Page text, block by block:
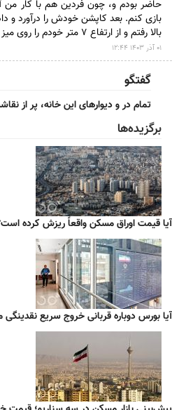
حاضر بودم و، چون فردین هم با کار من
بازی کنم. بعد کاپشن خودش را درآورد و
بالا رفتم و از ارتفاع ۷ متر خودم را روی میز شیشه‌ای انداختم و میز شکست.»
۰۱ آذر ۱۴۰۳ ۱۲:۴۴
گفتگو
تمام در و دیوارهای این خانه، پر از
برگزیده‌ها
آیا قیمت اوراق مسکن واقعاً ریزش کرده
آیا بورس دوباره قربانی خروج سریع